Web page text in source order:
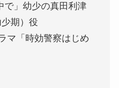
で」幼少の真田利津
少期）役
マ「時効警察はじめ